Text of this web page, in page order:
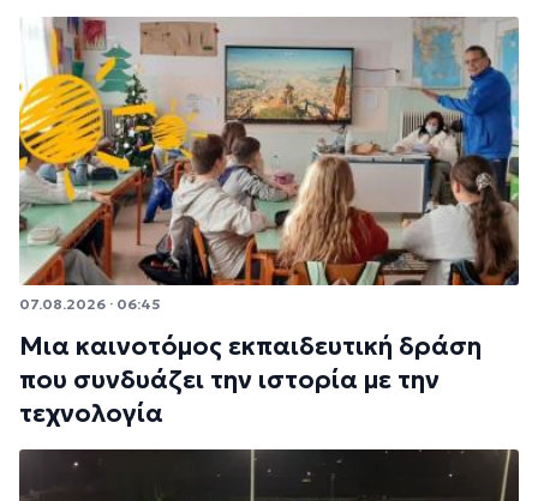
07.08.2026 · 06:45
Μια καινοτόμος εκπαιδευτική δράση
που συνδυάζει την ιστορία με την
τεχνολογία